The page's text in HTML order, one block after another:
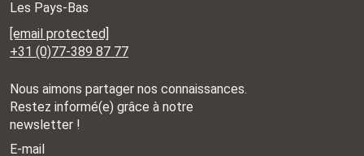
Les Pays-Bas
[email protected]
+31 (0)77-389 87 77